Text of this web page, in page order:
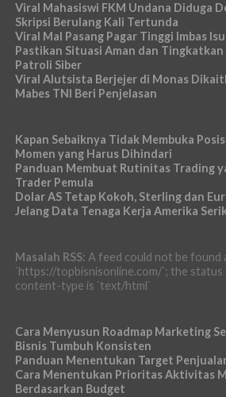
Viral Mahasiswi FKM Undana Diduga
Skripsi Berulang Kali Tertunda
Viral Mal Pasang Pagar Tinggi Imbas
Pastikan Situasi Aman dan
Patroli Siber
Viral Alutsista Berjejer di Monas
Mabes TNI Beri Penjelasan
Kapan Sebaiknya Tidak Membuka
Momen yang Harus Dihindari
Panduan Membuat Rutinitas Trading
Trader Pemula
Dolar AS Tetap Kokoh, Sterling dan
Jelang Data Tenaga Kerja Amerika
Masalah RSS: A feed could not be found
`https://topbisnisonline.com/`; the status
content-type is `text/html`
Cara Menyusun Roadmap Marketing
Bisnis Tumbuh Konsisten
Panduan Menentukan Target
Cara Menentukan Prioritas Aktivitas
Berdasarkan Budget